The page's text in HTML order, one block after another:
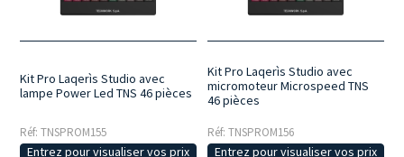
Kit Pro Laqerìs Studio avec
lampe Power Led TNS 46 pièces
Réf: TNSPROM155
Entrez pour visualiser vos prix
Kit Pro Laqerìs Studio avec
micromoteur Microspeed TNS
46 pièces
Réf: TNSPROM156
Entrez pour visualiser vos prix